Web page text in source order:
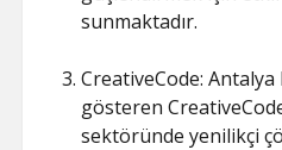
sunmaktadır.
CreativeCode: Antalya
gösteren
sektöründe yenilikçi